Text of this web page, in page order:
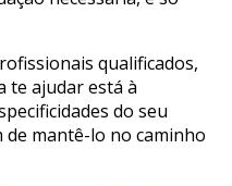
qualificados,
te ajudar está à
do seu
mantê-lo no caminho